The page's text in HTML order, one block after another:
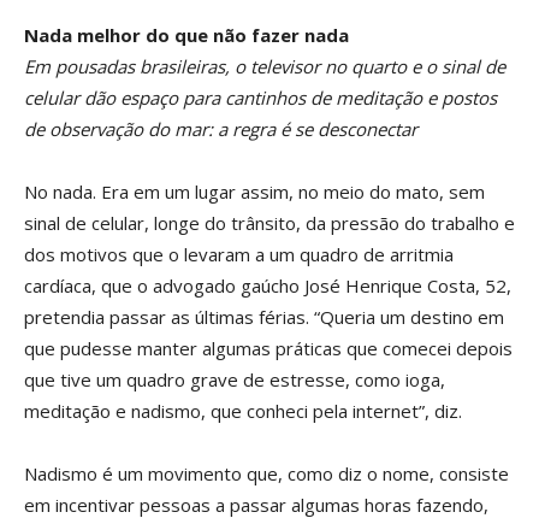
Nada melhor do que não fazer nada
Em pousadas brasileiras, o televisorno quarto e o sinal de
celular dão espaço para cantinhos de meditação e postos
de observação do mar: a regra é se desconectar
No nada. Era em um lugar assim, no meio do mato, sem
sinal de celular, longe do trânsito, da pressão do trabalho e
dos motivos que o levaram a um quadro de arritmia
cardíaca, que o advogado gaúcho José Henrique Costa, 52,
pretendia passar as últimas férias. “Queria um destino em
que pudesse manter algumas práticas que comecei depois
que tive um quadro grave de estresse, como ioga,
meditação e nadismo, que conheci pela internet”, diz.
Nadismo é um movimento que, como diz o nome, consiste
em incentivar pessoas a passar algumas horas fazendo,